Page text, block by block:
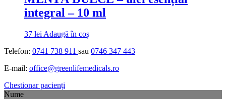
integral – 10 ml
37 lei Adaugă în coș
Telefon: 0741 738 911 sau 0746 347 443
E-mail: office@greenlifemedicals.ro
Chestionar pacienți
Nume